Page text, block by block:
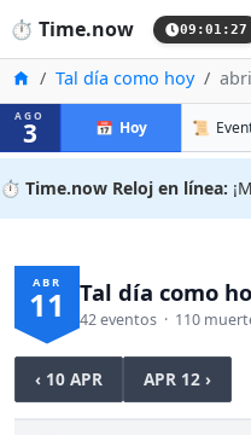
⏱️ Time.now 09:01:28
InicioTal día como hoy
AGO
3 📅 Hoy 📜
⏱️ Time.now Reloj en línea:
ABR
11 Tal día como
42 eventos · 110
‹ 10 APR APR 12 ›